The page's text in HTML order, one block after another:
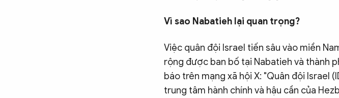
Vì sao Nabatieh lại quan trọng?
Việc quân đội Israel tiến sâu vào miền
rộng được ban bố tại Nabatieh và thành
báo trên mạng xã hội X: "Quân đội Israel
trung tâm hành chính và hậu cần của